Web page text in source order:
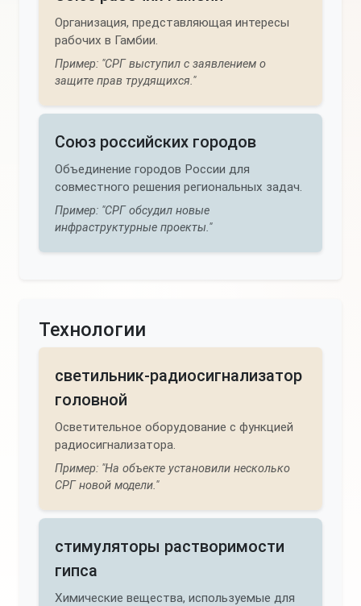
Организация, представляющая интересы
рабочих в Гамбии.
Пример: "СРГ выступил с заявлением о
защите прав трудящихся."
Союз российских городов
Объединение городов России для
совместного решения региональных задач.
Пример: "СРГ обсудил новые
инфраструктурные проекты."
Технологии
светильник-радиосигнализатор
головной
Осветительное оборудование с функцией
радиосигнализатора.
Пример: "На объекте установили несколько
СРГ новой модели."
стимуляторы растворимости
гипса
Химические вещества, используемые для